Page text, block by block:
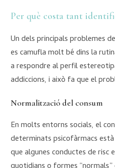
Per què costa tant
Un dels principals problemes
es camufla molt bé dins la
a respondre al perfil
addiccions, i això fa que el
Normalització del consum
En molts entorns socials, el
determinats psicofàrmacs
que algunes conductes de risc